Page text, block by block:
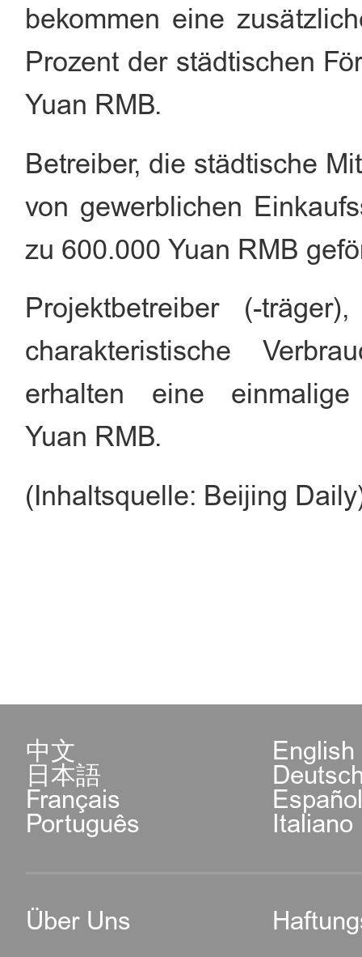
bekommen eine
Prozent der städtischen
Yuan RMB.
Betreiber, die städtische
von gewerblichen
zu 600.000 Yuan RMB
Projektbetreiber (-
charakteristische
erhalten eine
Yuan RMB.
(Inhaltsquelle: Beijing
中文 English
日本語
Français
Português Italiano
Über Uns